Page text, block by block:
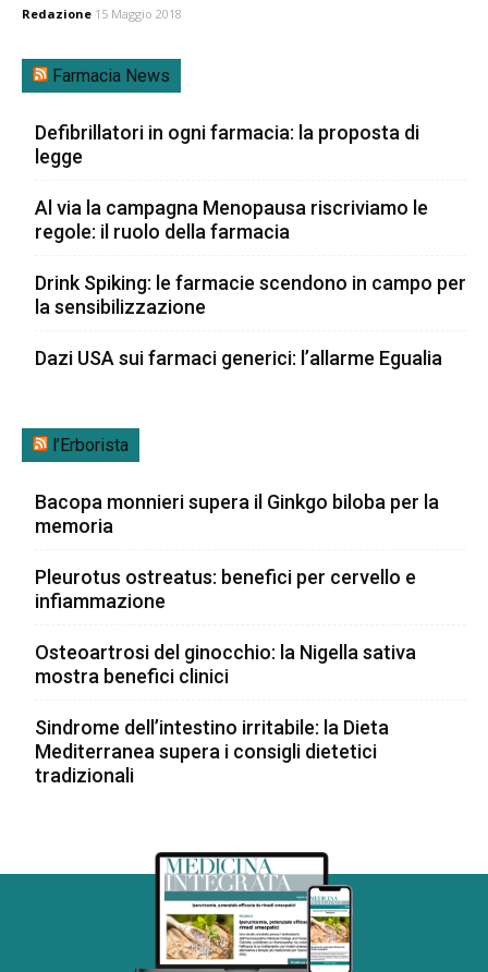
Redazione 15 Maggio 2018
Farmacia News
Defibrillatori in ogni farmacia: la proposta di
legge
Al via la campagna Menopausa riscriviamo le
regole: il ruolo della farmacia
Drink Spiking: le farmacie scendono in campo per
la sensibilizzazione
Dazi USA sui farmaci generici: l’allarme Egualia
l’Erborista
Bacopa monnieri supera il Ginkgo biloba per la
memoria
Pleurotus ostreatus: benefici per cervello e
infiammazione
Osteoartrosi del ginocchio: la Nigella sativa
mostra benefici clinici
Sindrome dell’intestino irritabile: la Dieta
Mediterranea supera i consigli dietetici
tradizionali